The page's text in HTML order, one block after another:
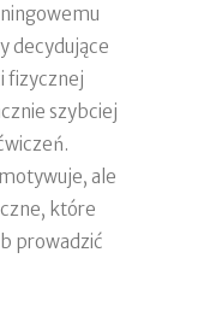
decydujące
fizycznej
szybciej
ale
które
prowadzić